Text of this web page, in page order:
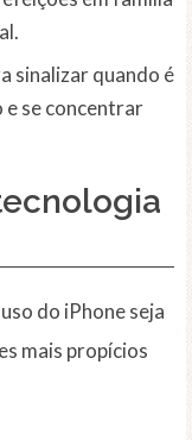
sinalizar quando é
e se concentrar
do iPhone seja
mais propícios